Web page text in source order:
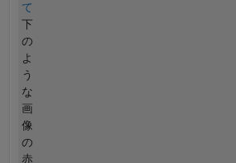
て
下
の
よ
う
な
画
像
の
赤